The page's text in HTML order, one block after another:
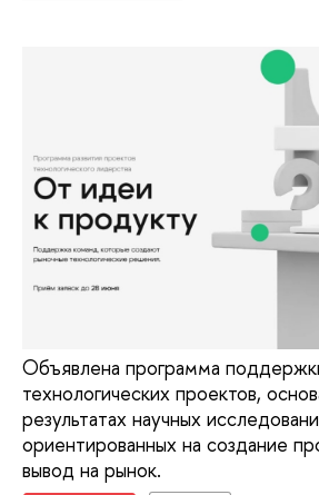
Объявлена программа
технологических проектов,
результатах научных
ориентированных на создание
вывод на рынок.